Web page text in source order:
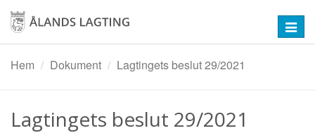
Hoppa
huvudinnehåll
Hem
Dokument Lagtingets beslut 29/2021
Lagtingets beslut 29/2021